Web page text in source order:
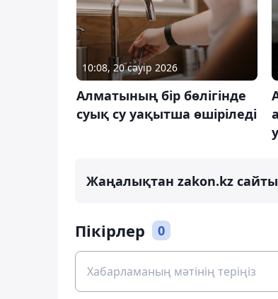
10:08, 20 сәуір 2026
Алматының бір бөлігінде
суық су уақытша өшіріледі
Жаңалықтан zakon.kz
Пікірлер 0